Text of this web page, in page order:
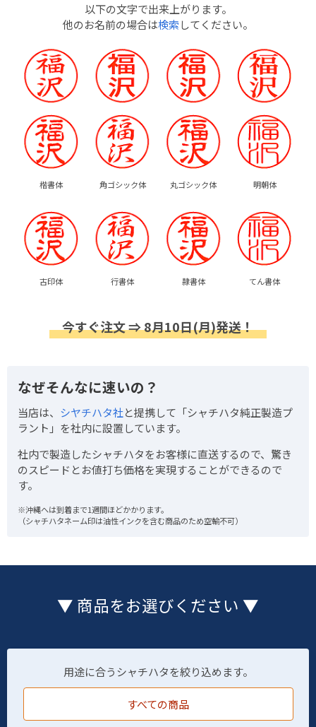
以下の文字で出来上がります。
他のお名前の場合は検索してください。
楷書体 角ゴシック体 丸ゴシック体 明朝体
古印体 行書体 隷書体 てん書体
今すぐ注文 ⇒ 8月10日(月)発送！
なぜそんなに速いの？
当店は、 シヤチハタ社と提携して「シャチハタ純正製造プ
ラント」を社内に設置しています。
社内で製造したシャチハタをお客様に直送するので、驚き
のスピードとお値打ち価格を実現することができるので
す。
※沖縄へは到着まで1週間ほどかかります。
（シャチハタネーム印は油性インクを含む商品のため空輸不可）
▼ 商品をお選びください ▼
用途に合うシャチハタを絞り込めます。
すべての商品